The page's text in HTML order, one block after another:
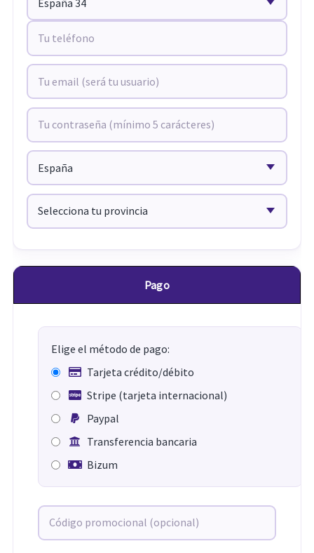
Pago
Elige el método de pago:
Tarjeta crédito/débito
Stripe (tarjeta internacional)
Paypal
Transferencia bancaria
Bizum